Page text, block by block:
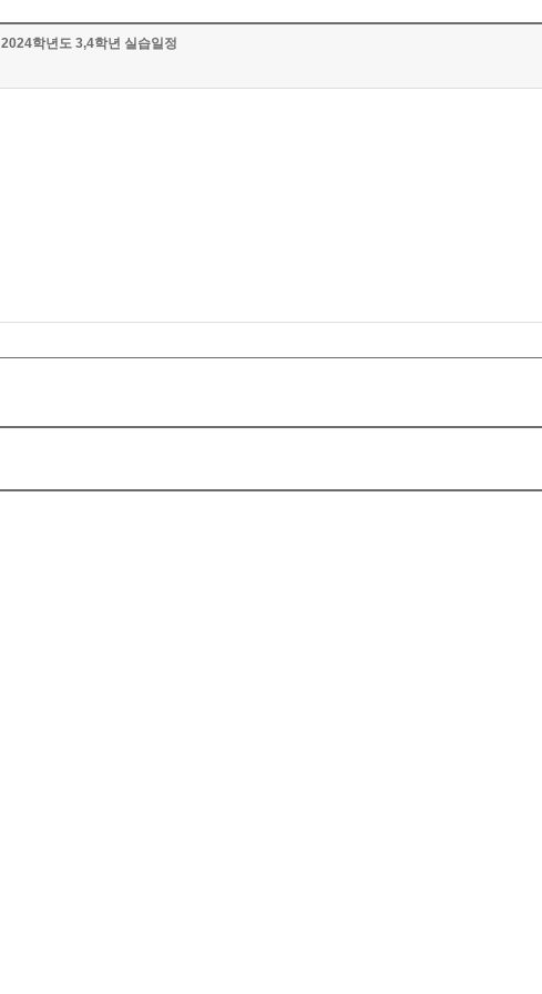
2024학년도 3,4학년 실습일정